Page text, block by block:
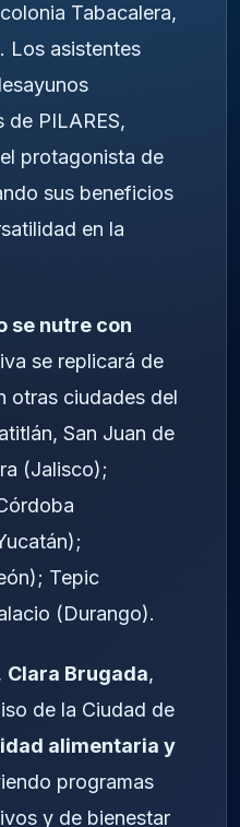
Tabacalera,
Los asistentes
PILARES,
protagonista de
sus beneficios
en la
se nutre con
se replicará de
otras ciudades del
San Juan de
(Jalisco);
Tepic
(Durango).
Clara Brugada,
de la Ciudad de
alimentaria y
programas
y de bienestar